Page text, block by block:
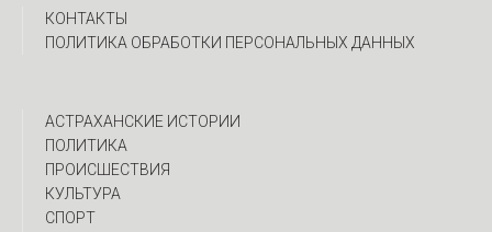
КОНТАКТЫ
ПОЛИТИКА ОБРАБОТКИ ПЕРСОНАЛЬНЫХ ДАННЫХ
АСТРАХАНСКИЕ ИСТОРИИ
ПОЛИТИКА
ПРОИСШЕСТВИЯ
КУЛЬТУРА
СПОРТ